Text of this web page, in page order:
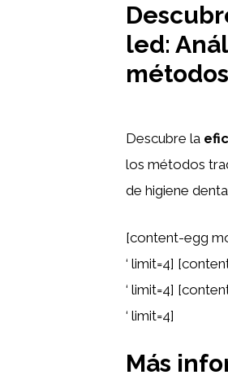
led:
Descubre la
los métodos
de higiene
[content-egg
‘ limit=4]
‘ limit=4]
‘ limit=4]
Más